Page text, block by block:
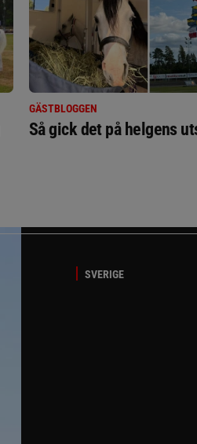
GÄSTBLOGGEN
Så gick det på helgens
SVERIGE